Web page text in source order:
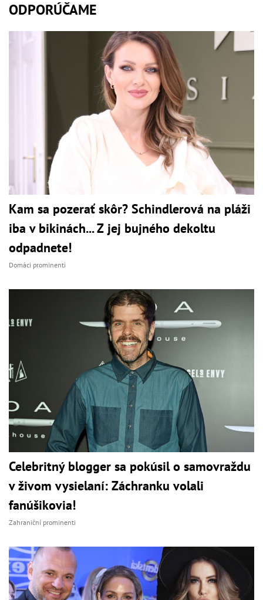
ODPORÚČAME
Kam sa pozerať skôr? Schindlerová na pláži
iba v bikinách... Z jej bujného dekoltu
odpadnete!
Domáci prominenti
Celebritný blogger sa pokúsil o samovraždu
v živom vysielaní: Záchranku volali
fanúšikovia!
Zahraniční prominenti